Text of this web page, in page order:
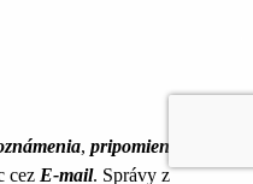
, pripomienky
cez E-mail. Správy z